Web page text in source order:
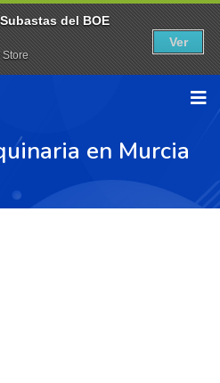
en Murcia
del BOE
Store
Ver